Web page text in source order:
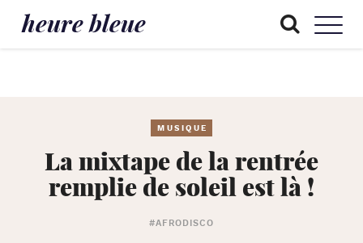
heure bleue
MUSIQUE
La mixtape de la rentrée
remplie de soleil est là !
#AFRODISCO